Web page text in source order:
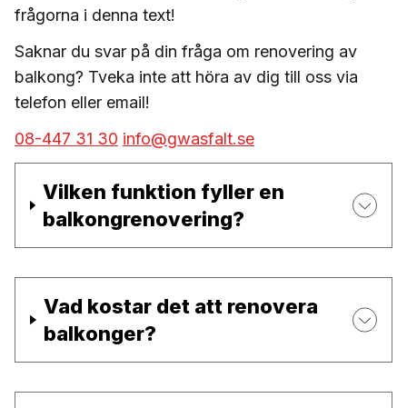
frågorna i denna text!
Saknar du svar på din fråga om renovering av
balkong? Tveka inte att höra av dig till oss via
telefon eller email!
08-447 31 30 info@gwasfalt.se
Vilken funktion fyller en
balkongrenovering?
Vad kostar det att renovera
balkonger?